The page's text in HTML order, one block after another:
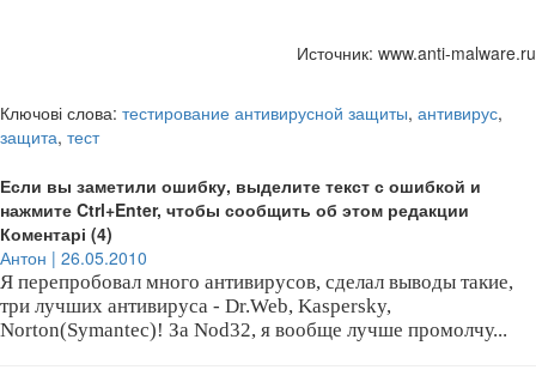
Источник: www.anti-malware.ru
Ключові слова: тестирование антивирусной защиты, антивирус,
защита, тест
Если вы заметили ошибку, выделите текст с ошибкой и
нажмите Ctrl+Enter, чтобы сообщить об этом редакции
Коментарі (4)
Антон | 26.05.2010
Я перепробовал много антивирусов, сделал выводы такие,
три лучших антивируса - Dr.Web, Kaspersky,
Norton(Symantec)! За Nod32, я вообще лучше промолчу...